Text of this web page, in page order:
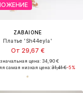
ZABAIONE
Платье 'Sh44eyla'
От 29,67 €
цена: 34,90 €
самая низкая цена:31,41 €-5%